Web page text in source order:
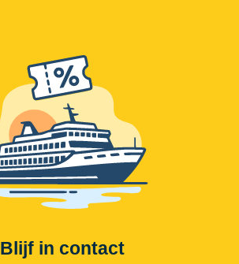
Blijf in contact